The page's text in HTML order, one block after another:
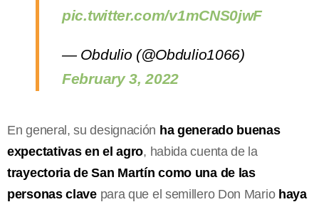
pic.twitter.com/v1mCNS0jwF
— Obdulio (@Obdulio1066)
February 3, 2022
En general, su designación ha generado buenas
expectativas en el agro, habida cuenta de la
trayectoria de San Martín como una de las
personas clavepara que el semillero Don Mario haya